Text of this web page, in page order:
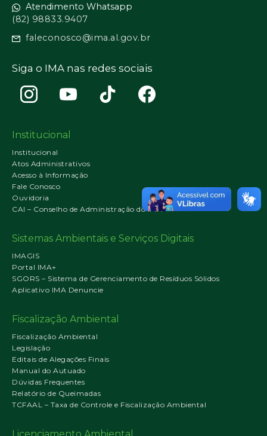
Atendimento Whatsapp
(82) 98833.9407
faleconosco@ima.al.gov.br
Siga o IMA nas redes sociais
Institucional
Institucional
Atos Administrativos
Acesso à Informação
Fale Conosco
Ouvidoria
CAI – Conselho de Administração do IMA
Sistemas Ambientais e Serviços Digitais
IMAGIS
Portal IMA+
SGORS – Sistema de Gerenciamento de Resíduos Sólidos
Aplicativo IMA Denuncie
Fiscalização Ambiental
Fiscalização Ambiental
Legislação
Editais de Alegações Finais
Manual do Autuado
Dúvidas Frequentes
Relatório de Queimadas
TCFAAL – Taxa de Controle e Fiscalização Ambiental